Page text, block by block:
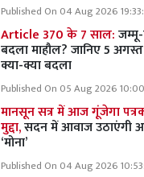
Published On 04 Aug 2026
Article 370 के 7 साल:
बदला माहौल? जानिए 5
क्या-क्या बदला
Published On 05 Aug 2026
मानसून सत्र में आज गूंजेगा
मुद्दा,सदन में आवाज उठाएंगी
‘मोना’
Published On 04 Aug 2026